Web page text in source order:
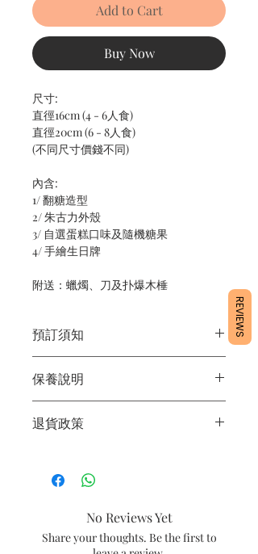
Add to Cart
Buy Now
尺寸:
直徑16cm (4 - 6人食)
直徑20cm (6 - 8人食)
(不同尺寸價錢不同)
內含:
1/ 翻糖造型
2/ 朱古力外殼
3/ 自選蛋糕口味及隨機糖果
4/ 手繪生日牌
附送：蠟燭、刀及扑爆木棰
預訂須知
定日期取貨請提早10 - 14天前落單🤗
2/ 下單後24小時內會有專人電郵確認訂
單
3/ 取貨時需要出示確認訊息 或 訂單編
店】
6/ 送貨訂單：本店只提供營業時間內送
貨。運費請參考常見問題。
保養說明
2/ 運送時避免大力搖晃
退貨政策
作，不設退換。
No Reviews Yet
Share your thoughts. Be the first to
REVIEWS